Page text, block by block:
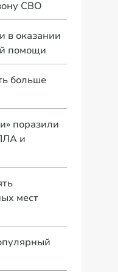
СВО
в оказании
помощи
больше
поразили
и
мест